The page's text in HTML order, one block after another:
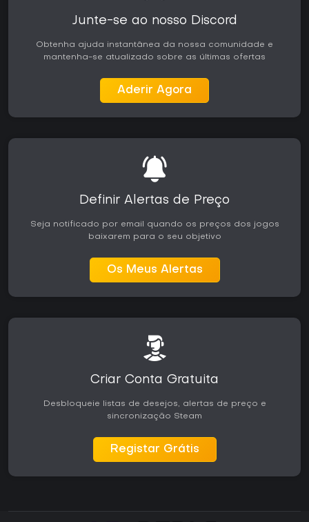
Junte-se ao nosso Discord
Obtenha ajuda instantânea da nossa comunidade e
mantenha-se atualizado sobre as últimas ofertas
Aderir Agora
Definir Alertas de Preço
Seja notificado por email quando os preços dos jogos
baixarem para o seu objetivo
Os Meus Alertas
Criar Conta Gratuita
Desbloqueie listas de desejos, alertas de preço e
sincronização Steam
Registar Grátis